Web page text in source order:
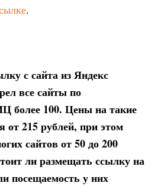
.
с сайта из Яндекс
все сайты по
более 100. Цены на такие
от 215 рублей, при этом
сайтов от 50 до 200
ли размещать ссылку на
посещаемость у них